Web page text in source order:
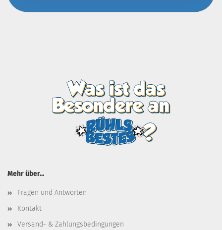
Mehr über...
Fragen und Antworten
Kontakt
Versand- & Zahlungsbedingungen